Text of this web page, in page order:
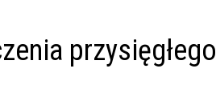
przysięgłego